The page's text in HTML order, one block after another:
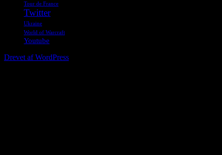
Tour de France
Twitter
Ukraine
World of Warcraft
Youtube
Drevet af WordPress